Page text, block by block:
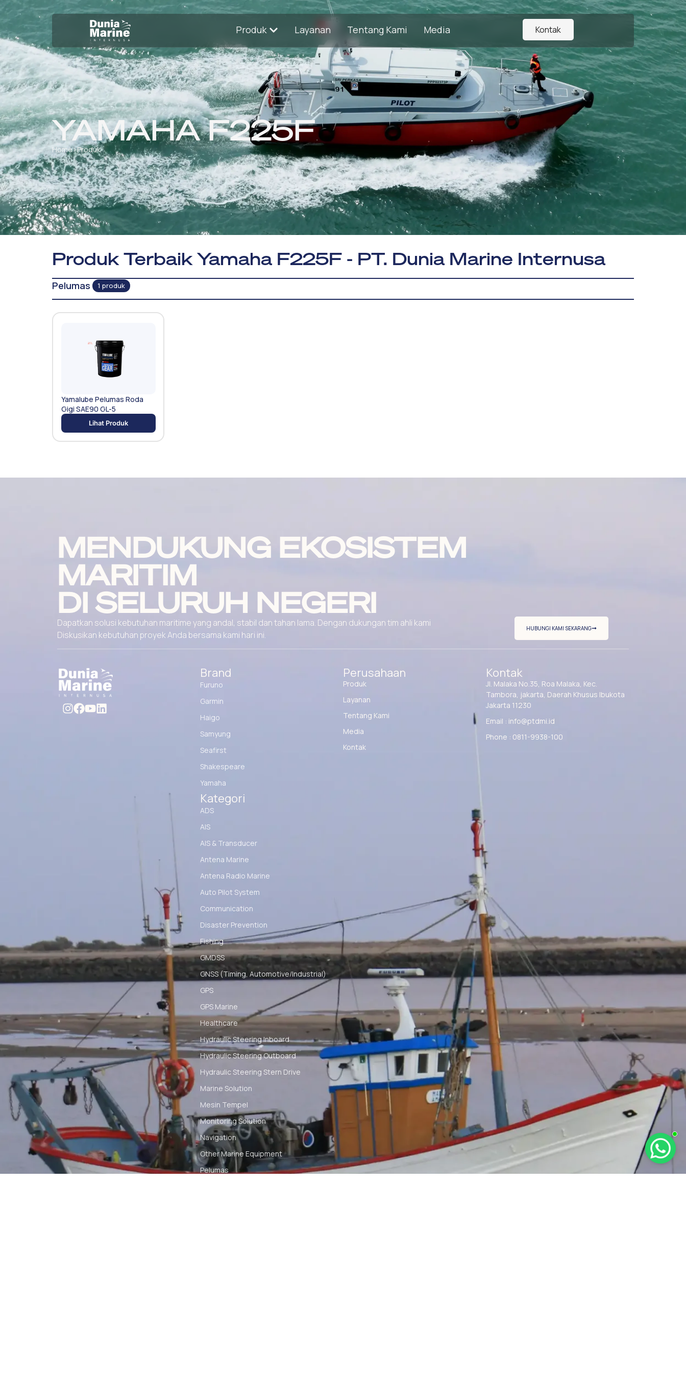
Produk Layanan Tentang Kami Media Kontak
YAMAHA F225F
Home›Produk
Produk Terbaik Yamaha F225F - PT. Dunia Marine Internusa
Pelumas 1 produk
Yamalube Pelumas Roda
Gigi SAE90 GL-5
Lihat Produk
MENDUKUNG EKOSISTEM
MARITIM
DI SELURUH NEGERI
Dapatkan solusi kebutuhan maritime yang andal, stabil dan tahan lama. Dengan dukungan tim ahli kami
Diskusikan kebutuhan proyek Anda bersama kami hari ini.
HUBUNGI KAMI SEKARANG
Brand
Furuno
Garmin
Haigo
Samyung
Seafirst
Shakespeare
Yamaha
Kategori
ADS
AIS
AIS & Transducer
Antena Marine
Antena Radio Marine
Auto Pilot System
Communication
Disaster Prevention
Fishing
GMDSS
GNSS (Timing, Automotive/Industrial)
GPS
GPS Marine
Healthcare
Hydraulic Steering Inboard
Hydraulic Steering Outboard
Hydraulic Steering Stern Drive
Marine Solution
Mesin Tempel
Monitoring Solution
Navigation
Other Marine Equipment
Pelumas
Perusahaan
Produk
Layanan
Tentang Kami
Media
Kontak
Kontak
Jl. Malaka No.35, Roa Malaka, Kec.
Tambora, jakarta, Daerah Khusus Ibukota
Jakarta 11230
Email : info@ptdmi.id
Phone : 0811-9938-100